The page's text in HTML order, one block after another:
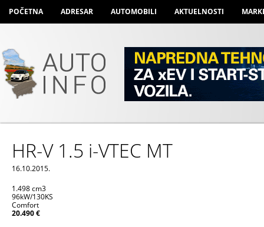
POČETNA ADRESAR AUTOMOBILI AKTUELNOSTI
HR-V 1.5 i-VTEC MT
16.10.2015.
1.498 cm3
96kW/130KS
Comfort
20.490 €